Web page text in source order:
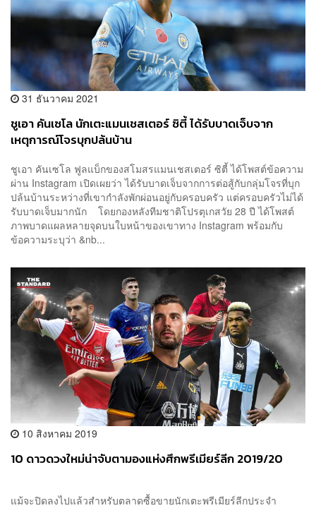
31 ธันวาคม 2021
ชูเอา คันเซโล นักเตะแมนเชสเตอร์ ซิตี้ ได้รับบาดเจ็บจาก
เหตุการณ์โจรบุกปล้นบ้าน
​​ชูเอา คันเซโล ฟูลแบ็กของสโมสรแมนเชสเตอร์ ซิตี้ ได้โพสต์ข้อความ
ผ่าน Instagram เปิดเผยว่า ได้รับบาดเจ็บจากการต่อสู้กับกลุ่มโจรที่บุก
ปล้นบ้านระหว่างที่เขากำลังพักผ่อนอยู่กับครอบครัว แต่ครอบครัวไม่ได้
รับบาดเจ็บมากนัก โดยกองหลังทีมชาติโปรตุเกสวัย 28 ปี ได้โพสต์
ภาพบาดแผลหลายจุดบนใบหน้าของเขาทาง Instagram พร้อมกับ
ข้อความระบุว่า &nb...
10 สิงหาคม 2019
10 ดาวดวงใหม่น่าจับตามองแห่งศึกพรีเมียร์ลีก 2019/20
แม้จะปิดลงไปแล้วสำหรับตลาดซื้อขายนักเตะพรีเมียร์ลีกประจำ